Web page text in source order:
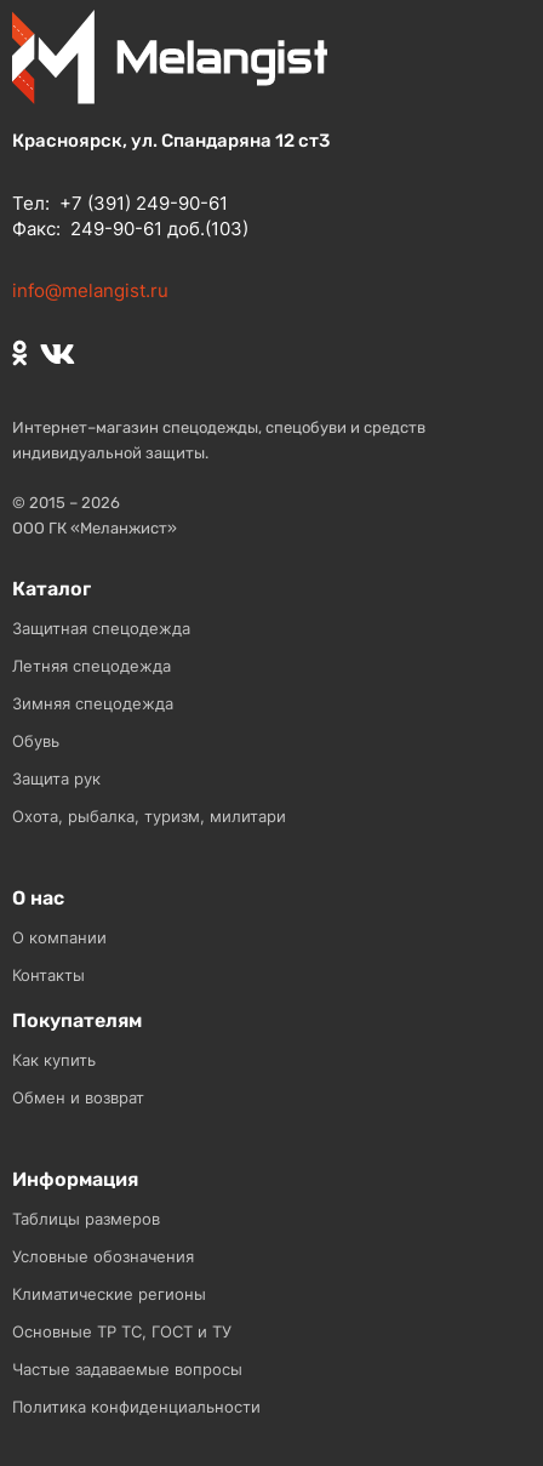
Красноярск, ул. Спандаряна 12 ст3
Тел: +7 (391) 249-90-61
Факс: 249-90-61 доб.(103)
info@melangist.ru
Интернет–магазин спецодежды, спецобуви и средств
индивидуальной защиты.
© 2015 – 2026
ООО ГК «Меланжист»
Каталог
Защитная спецодежда
Летняя спецодежда
Зимняя спецодежда
Обувь
Защита рук
Охота, рыбалка, туризм, милитари
О нас
О компании
Контакты
Покупателям
Как купить
Обмен и возврат
Информация
Таблицы размеров
Условные обозначения
Климатические регионы
Основные ТР ТС, ГОСТ и ТУ
Частые задаваемые вопросы
Политика конфиденциальности